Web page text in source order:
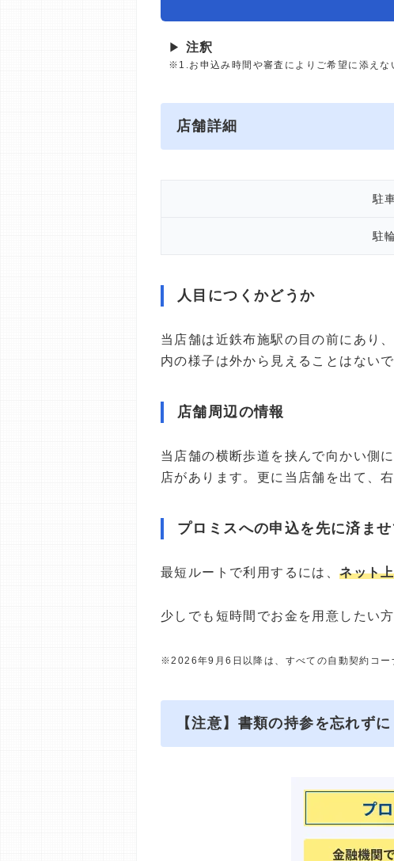
▶ 注釈
※1.お申込み時間や審査によりご希望に添えな
店舗詳細
駐
駐
人目につくかどうか
当店舗は近鉄布施駅の目の前にあり
内の様子は外から見えることはないで
店舗周辺の情報
当店舗の横断歩道を挟んで向かい側
店があります。更に当店舗を出て、
プロミスへの申込を先に済ま
最短ルートで利用するには、ネット
少しでも短時間でお金を用意したい方
※2026年9月6日以降は、すべての自動契約コー
【注意】書類の持参を忘れずに